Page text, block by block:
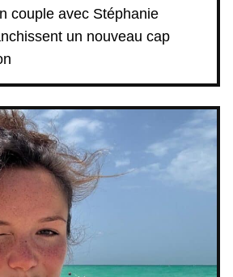
couple avec Stéphanie
un nouveau cap